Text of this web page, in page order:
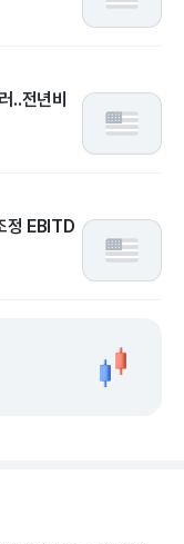
..전년비
정 EBITD